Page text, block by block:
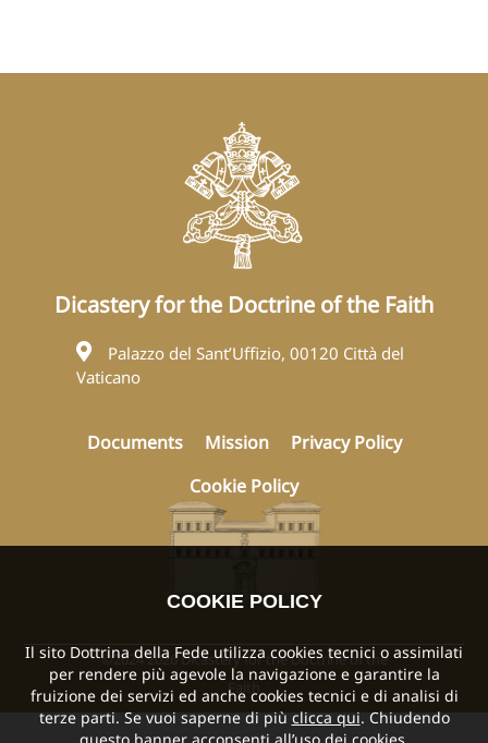
Dicastery for the Doctrine of the Faith
Palazzo del Sant’Uffizio, 00120 Città del
Vaticano
Documents Mission
Privacy Policy
Cookie Policy
©2024 2026 Dicastery for the Doctrine of the
Faith
COOKIE POLICY
Il sito Dottrina della Fede utilizza cookies tecnici o assimilati
per rendere più agevole la navigazione e garantire la
fruizione dei servizi ed anche cookies tecnici e di analisi di
terze parti. Se vuoi saperne di piùclicca qui. Chiudendo